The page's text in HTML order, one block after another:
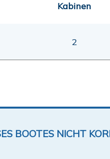
Kabinen
2
BOOTES NICHT